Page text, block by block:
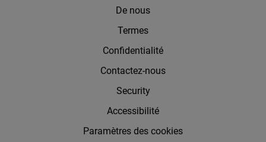
De nous
Termes
Confidentialité
Contactez-nous
Security
Accessibilité
Paramètres des cookies